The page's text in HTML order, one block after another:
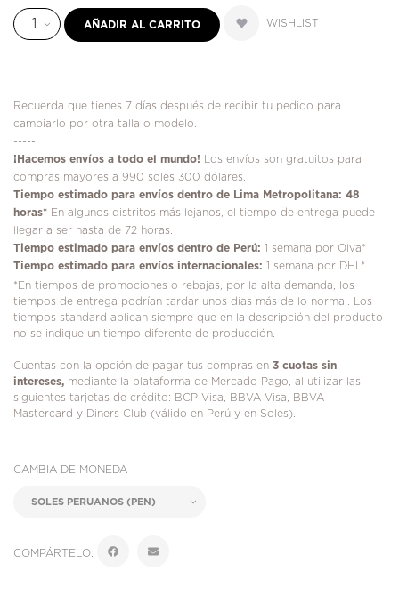
AÑADIR AL CARRITO WISHLIST
Recuerda que tienes 7 días después de recibir tu pedido para
cambiarlo por otra talla o modelo.
-----
¡ Hacemos envíos a todo el mundo! Los envíos son gratuitos para
compras mayores a 990 soles 300 dólares.
Tiempo estimado para envíos dentro de Lima Metropolitana: 48
horas* En algunos distritos más lejanos, el tiempo de entrega puede
llegar a ser hasta de 72 horas.
Tiempo estimado para envíos dentro de Perú: 1 semana por Olva*
Tiempo estimado para envíos internacionales: 1 semana por DHL*
*En tiempos de promociones o rebajas, por la alta demanda, los
tiempos de entrega podrían tardar unos días más de lo normal. Los
tiempos standard aplican siempre que en la descripción del producto
no se indique un tiempo diferente de producción.
-----
Cuentas con la opción de pagar tus compras en 3 cuotas sin
intereses, mediante la plataforma de Mercado Pago, al utilizar las
siguientes tarjetas de crédito: BCP Visa, BBVA Visa, BBVA
Mastercard y Diners Club (válido en Perú y en Soles).
COMPÁRTELO:
CAMBIA DE MONEDA